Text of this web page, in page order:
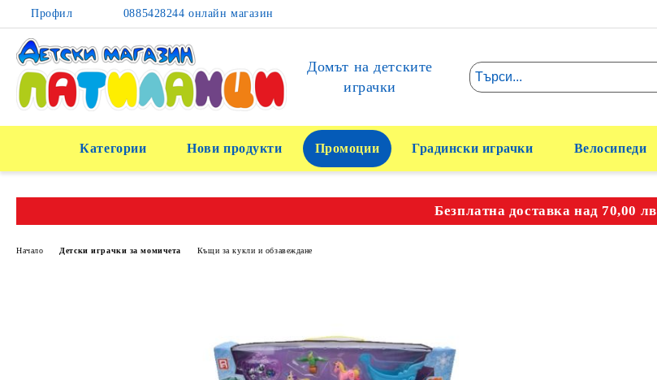
Профил 0885428244 онлайн магазин
Домът на детските
играчки
Категории Нови продукти Промоции Градински играчки Велосипеди
Безплатна доставка над 70,00 лв
Начало Детски играчки за момичета Къщи за кукли и обзавеждане